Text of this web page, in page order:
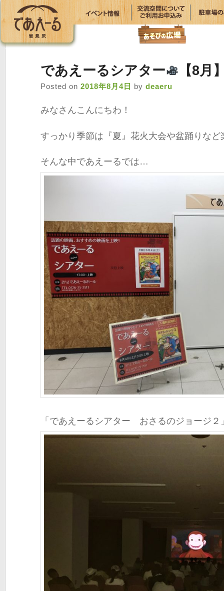
であえーるシアター 【8月
Posted on 2018年8月4日 by deaeru
みなさんこんにちわ！
すっかり季節は『夏』花火大会や盆踊りな
そんな中であえーるでは…
「であえーるシアター おさるのジョージ２